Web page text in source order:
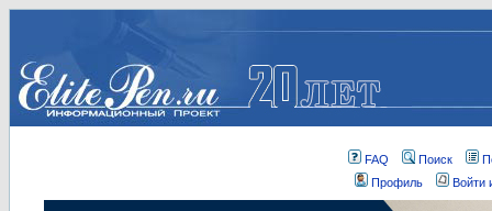
FAQ Поиск
Профиль
Войти